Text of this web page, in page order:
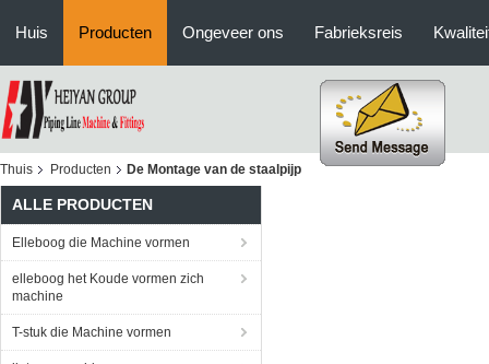
Huis Producten Ongeveer ons Fabrieksreis
Thuis Producten De Montage van de staalpijp
ALLE PRODUCTEN
Elleboog die Machine vormen
elleboog het Koude vormen zich
machine
T-stuk die Machine vormen